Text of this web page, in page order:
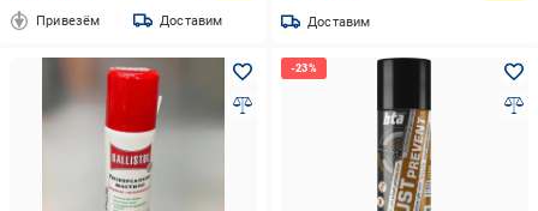
Привезём Доставим Доставим